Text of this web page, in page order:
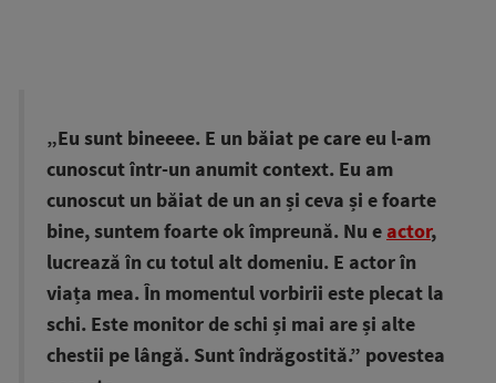
„Eu sunt bineeee. E un băiat pe care eu l-am
cunoscut într-un anumit context. Eu am
cunoscut un băiat de un an și ceva și e foarte
bine, suntem foarte ok împreună. Nu e actor,
lucrează în cu totul alt domeniu. E actor în
viața mea. În momentul vorbirii este plecat la
schi. Este monitor de schi și mai are și alte
chestii pe lângă. Sunt îndrăgostită.” povestea